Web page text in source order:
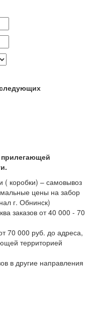
( коробки) – самовывоз
цены на забор
г. Обнинск)
заказов от 40 000 - 70
70 000 руб. до адреса,
территорией
в другие направления